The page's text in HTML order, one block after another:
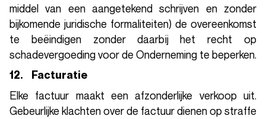
middel van een aangetekend schrijven en zonder
bijkomende juridische formaliteiten) de overeenkomst
te beëindigen zonder daarbij het recht op
schadevergoeding voor de Onderneming te beperken.
12. Facturatie
Elke factuur maakt een afzonderlijke verkoop uit.
Gebeurlijke klachten over de factuur dienen op straffe